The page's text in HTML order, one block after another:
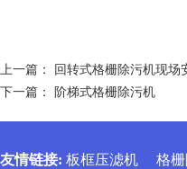
上一篇：
回转式格栅除污机现场
下一篇：
阶梯式格栅除污机
友情链接: 板框压滤机 格栅